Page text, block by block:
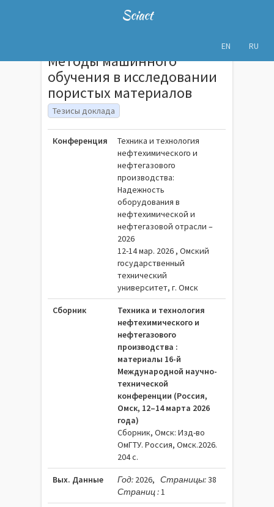
Sciact
EN RU
Методы машинного
обучения в исследовании
пористых материалов
Тезисы доклада
Конференция
Техника и технология
нефтехимического и
нефтегазового
производства:
Надежность
оборудования в
нефтехимической и
нефтегазовой отрасли –
2026
12-14 мар. 2026 , Омский
государственный
технический
университет, г. Омск
Сборник
Техника и технология
нефтехимического и
нефтегазового
производства :
материалы 16-й
Международной научно-
технической
конференции (Россия,
Омск, 12–14 марта 2026
года)
Сборник, Омск: Изд-во
ОмГТУ. Россия, Омск.2026.
204 c.
Вых. Данные Год: 2026, Страницы:38
Страниц :1